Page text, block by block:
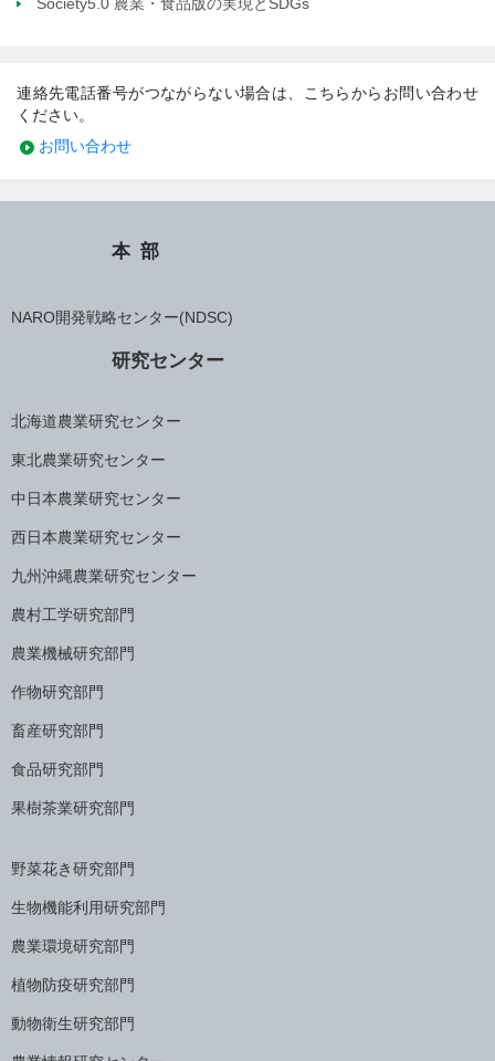
連絡先電話番号がつながらない場合は、こちらからお問い合わせ
ください。
お問い合わせ
本部
NARO開発戦略センター(NDSC)
研究センター
北海道農業研究センター
東北農業研究センター
中日本農業研究センター
西日本農業研究センター
九州沖縄農業研究センター
農村工学研究部門
農業機械研究部門
作物研究部門
畜産研究部門
食品研究部門
果樹茶業研究部門
野菜花き研究部門
生物機能利用研究部門
農業環境研究部門
植物防疫研究部門
動物衛生研究部門